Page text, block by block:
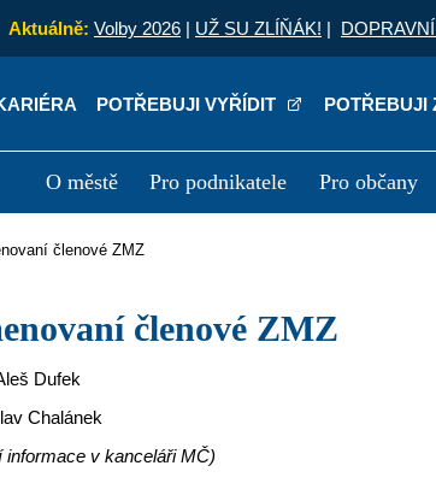
Aktuálně: Volby 2026 | UŽ SU ZLÍŇÁK! |
POTŘEBUJI VYŘÍDIT POTŘEBUJI
O městě Pro podnikatele Pro občany
členové ZMZ
členové ZMZ
Dufek
Chalánek
informace v kanceláři MČ)